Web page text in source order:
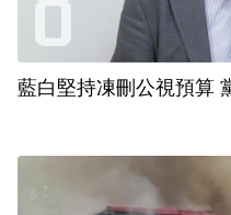
藍白堅持凍刪公視預算